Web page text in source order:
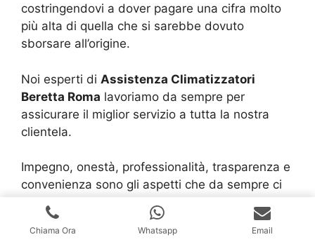
costringendovi a dover pagare una cifra molto
più alta di quella che si sarebbe dovuto
sborsare all’origine.
Noi esperti di Assistenza Climatizzatori
Beretta Roma lavoriamo da sempre per
assicurare il miglior servizio a tutta la nostra
clientela.
Impegno, onestà, professionalità, trasparenza e
convenienza sono gli aspetti che da sempre ci
distinguono dalla massa e che ci hanno resi la
realtà richiesta e rinomata che tutt’ora siamo.
Chiama Ora Whatsapp Email